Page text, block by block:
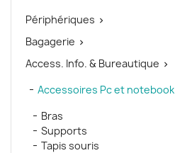
Périphériques 
Bagagerie 
Access. Info. & Bureautique 
Accessoires Pc et notebook
Bras
Supports
Tapis souris